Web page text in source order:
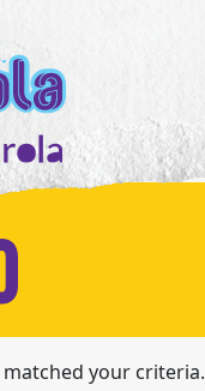
your criteria.